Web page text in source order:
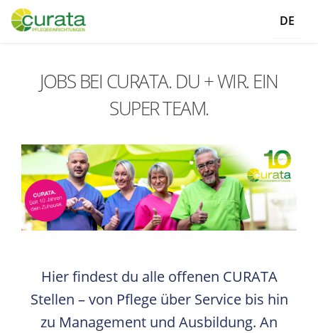
DE
JOBS BEI CURATA. DU + WIR. EIN
SUPER TEAM.
Hier findest du alle offenen CURATA
Stellen – von Pflege über Service bis hin
zu Management und Ausbildung. An